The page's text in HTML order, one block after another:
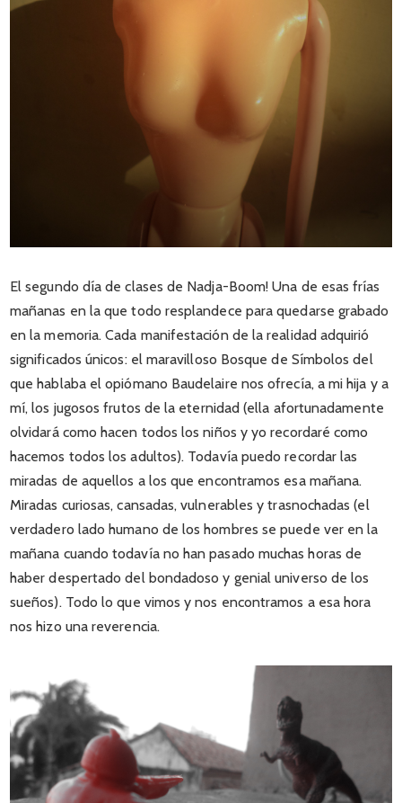
El segundo día de clases de Nadja-Boom! Una de esas frías
mañanas en la que todo resplandece para quedarse grabado
en la memoria. Cada manifestación de la realidad adquirió
significados únicos: el maravilloso Bosque de Símbolos del
que hablaba el opiómano Baudelaire nos ofrecía, a mi hija y a
mí, los jugosos frutos de la eternidad (ella afortunadamente
olvidará como hacen todos los niños y yo recordaré como
hacemos todos los adultos). Todavía puedo recordar las
miradas de aquellos a los que encontramos esa mañana.
Miradas curiosas, cansadas, vulnerables y trasnochadas (el
verdadero lado humano de los hombres se puede ver en la
mañana cuando todavía no han pasado muchas horas de
haber despertado del bondadoso y genial universo de los
sueños). Todo lo que vimos y nos encontramos a esa hora
nos hizo una reverencia.